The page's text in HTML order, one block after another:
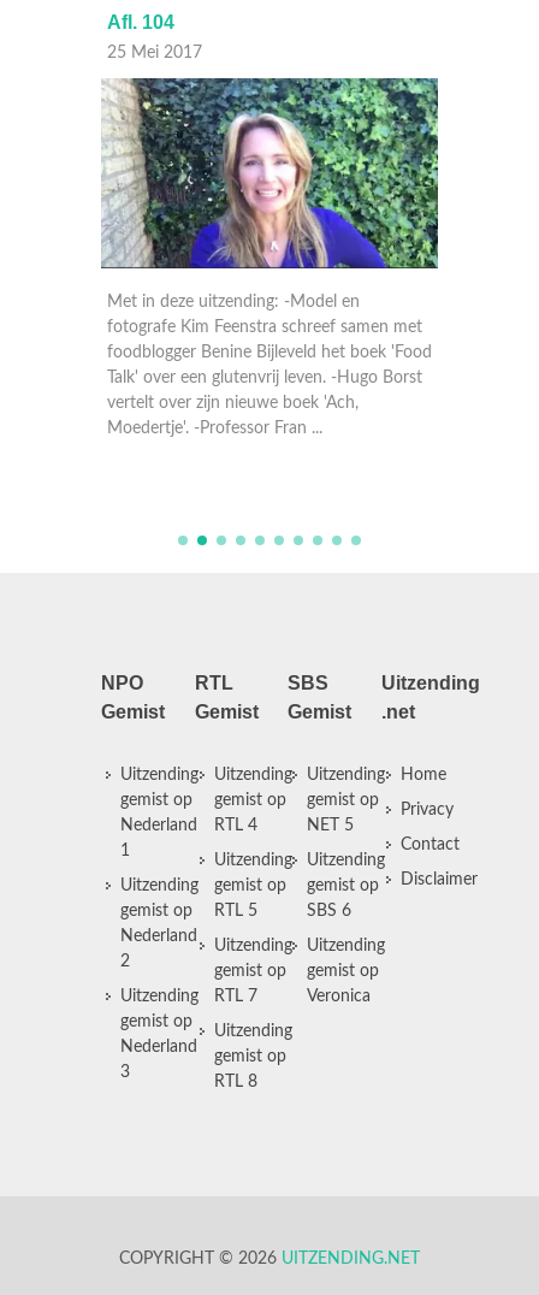
Afl. 104
25 Mei 2017
Met in deze uitzending: -Model en
fotografe Kim Feenstra schreef samen met
foodblogger Benine Bijleveld het boek 'Food
Talk' over een glutenvrij leven. -Hugo Borst
vertelt over zijn nieuwe boek 'Ach,
Moedertje'. -Professor Fran ...
NPO
Gemist
Uitzending
gemist op
Nederland
1
Uitzending
gemist op
Nederland
2
Uitzending
gemist op
Nederland
3
RTL
Gemist
Uitzending
gemist op
RTL 4
Uitzending
gemist op
RTL 5
Uitzending
gemist op
RTL 7
Uitzending
gemist op
RTL 8
SBS
Gemist
Uitzending
gemist op
NET 5
Uitzending
gemist op
SBS 6
Uitzending
gemist op
Veronica
Uitzending
.net
Home
Privacy
Contact
Disclaimer
COPYRIGHT © 2026 UITZENDING.NET